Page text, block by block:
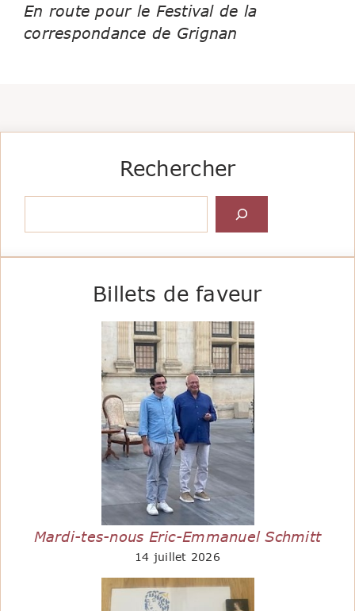
En route pour le Festival de la
correspondance de Grignan
Rechercher
Billets de faveur
Mardi-tes-nous Eric-Emmanuel Schmitt
14 juillet 2026